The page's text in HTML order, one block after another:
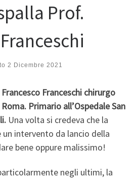
Prof.
2 Dicembre 2021
Franceschi chirurgo
Primario all’Ospedale San
Una volta si credeva che la
intervento da lancio della
bene oppure malissimo!
negli ultimi, la